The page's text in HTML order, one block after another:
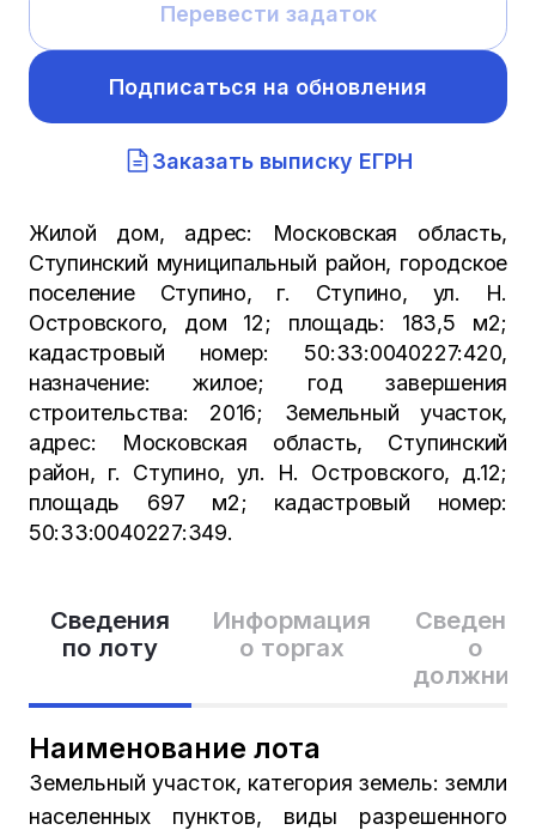
Сведения
по лоту
Информация
о торгах
Сведения
о
Наименование лота
Земельный участок, категория земель: земли
населенных пунктов, виды разрешенного
Перевести задаток
Подписаться на обновления
Заказать выписку ЕГРН
Жилой дом, адрес: Московская область,
Ступинский муниципальный район, городское
поселение Ступино, г. Ступино, ул. Н.
Островского, дом 12; площадь: 183,5 м2;
кадастровый номер: 50:33:0040227:420,
назначение: жилое; год завершения
строительства: 2016; Земельный участок,
адрес: Московская область, Ступинский
район, г. Ступино, ул. Н. Островского, д.12;
площадь 697 м2; кадастровый номер:
50:33:0040227:349.